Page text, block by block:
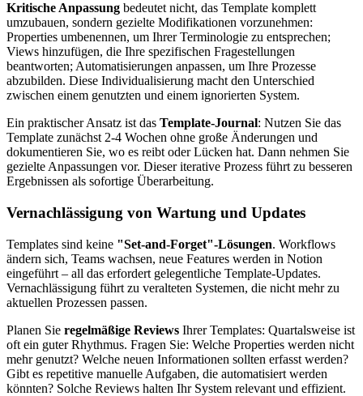
Kritische Anpassung bedeutet nicht, das Template komplett
umzubauen, sondern gezielte Modifikationen vorzunehmen:
Properties umbenennen, um Ihrer Terminologie zu entsprechen;
Views hinzufügen, die Ihre spezifischen Fragestellungen
beantworten; Automatisierungen anpassen, um Ihre Prozesse
abzubilden. Diese Individualisierung macht den Unterschied
zwischen einem genutzten und einem ignorierten System.
Ein praktischer Ansatz ist das Template-Journal: Nutzen Sie das
Template zunächst 2-4 Wochen ohne große Änderungen und
dokumentieren Sie, wo es reibt oder Lücken hat. Dann nehmen Sie
gezielte Anpassungen vor. Dieser iterative Prozess führt zu besseren
Ergebnissen als sofortige Überarbeitung.
Vernachlässigung von Wartung und Updates
Templates sind keine "Set-and-Forget"-Lösungen. Workflows
ändern sich, Teams wachsen, neue Features werden in Notion
eingeführt – all das erfordert gelegentliche Template-Updates.
Vernachlässigung führt zu veralteten Systemen, die nicht mehr zu
aktuellen Prozessen passen.
Planen Sie regelmäßige Reviews Ihrer Templates: Quartalsweise ist
oft ein guter Rhythmus. Fragen Sie: Welche Properties werden nicht
mehr genutzt? Welche neuen Informationen sollten erfasst werden?
Gibt es repetitive manuelle Aufgaben, die automatisiert werden
könnten? Solche Reviews halten Ihr System relevant und effizient.